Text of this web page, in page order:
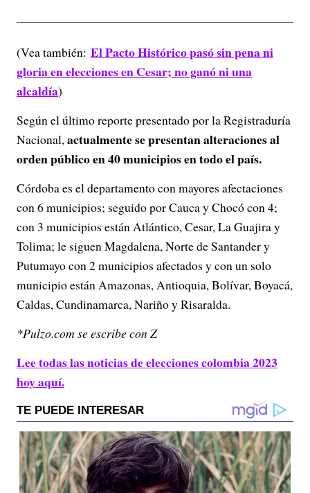
(Vea también: El Pacto Histórico pasó sin pena ni
gloria en elecciones en Cesar; no ganó ni una
alcaldía)
Según el último reporte presentado por la Registraduría
Nacional,actualmente se presentan alteraciones al
orden público en 40 municipios en todo el país.
Córdoba es el departamento con mayores afectaciones
con 6 municipios; seguido por Cauca y Chocó con 4;
con 3 municipios están Atlántico, Cesar, La Guajira y
Tolima; le siguen Magdalena, Norte de Santander y
Putumayo con 2 municipios afectados y con un solo
municipio están Amazonas, Antioquia, Bolívar, Boyacá,
Caldas, Cundinamarca, Nariño y Risaralda.
*Pulzo.com se escribe con Z
Lee todas las noticias de elecciones colombia 2023
hoy aquí.